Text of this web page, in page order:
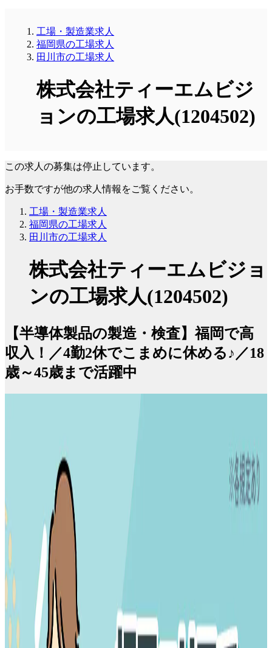
工場・製造業求人
福岡県の工場求人
田川市の工場求人
株式会社ティーエムビジ
ョンの工場求人(1204502)
この求人の募集は停止しています。
お手数ですが他の求人情報をご覧ください。
工場・製造業求人
福岡県の工場求人
田川市の工場求人
株式会社ティーエムビジョ
ンの工場求人(1204502)
【半導体製品の製造・検査】福岡で高
収入！／4勤2休でこまめに休める♪／18
歳～45歳まで活躍中